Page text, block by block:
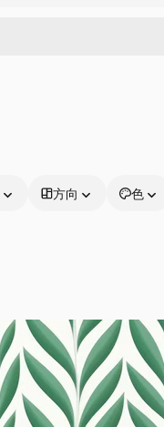
方向 色
製品